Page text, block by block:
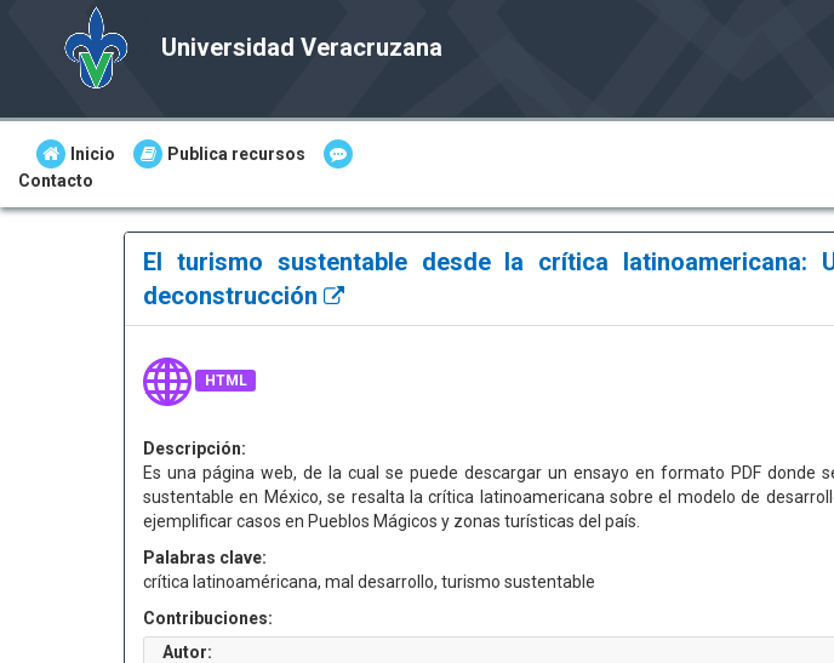
Universidad Veracruzana
Inicio
Publica recursos
Contacto
El turismo sustentable desde la crítica latinoamericana:
deconstrucción
HTML
Descripción:
Es una página web, de la cual se puede descargar un ensayo en formato PDF donde
sustentable en México, se resalta la crítica latinoamericana sobre el modelo de
ejemplificar casos en Pueblos Mágicos y zonas turísticas del país.
Palabras clave:
crítica latinoaméricana, mal desarrollo, turismo sustentable
Contribuciones:
Autor: